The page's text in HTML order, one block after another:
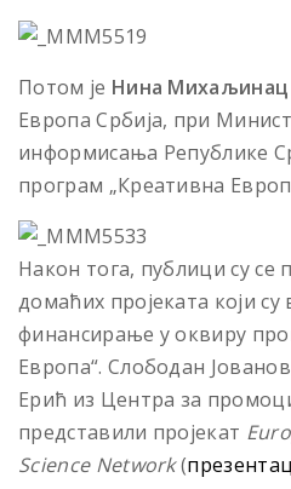
Потом је Нина Михаљинац
Европа Србија, при
информисања Републике
програм „Креативна
Након тога, публици су се
домаћих пројеката који
финансирање у оквиру
Европа“. Слободан
Ерић из Центра за
представили пројекат
Science Network(